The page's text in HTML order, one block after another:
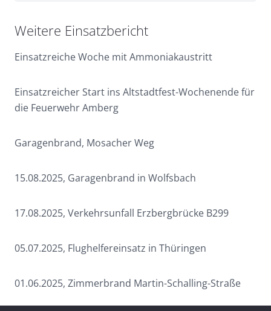
Weitere Einsatzbericht
Einsatzreiche Woche mit Ammoniakaustritt
Einsatzreicher Start ins Altstadtfest-Wochenende für
die Feuerwehr Amberg
Garagenbrand, Mosacher Weg
15.08.2025, Garagenbrand in Wolfsbach
17.08.2025, Verkehrsunfall Erzbergbrücke B299
05.07.2025, Flughelfereinsatz in Thüringen
01.06.2025, Zimmerbrand Martin-Schalling-Straße